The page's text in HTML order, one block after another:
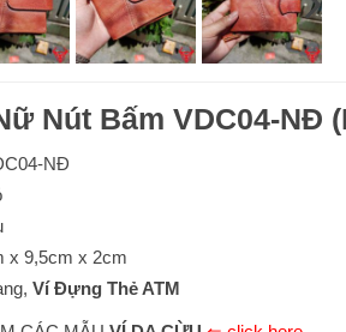
Nút Bấm VDC04-NĐ
NĐ
x 9,5cm x 2cm
Ví Đựng Thẻ ATM